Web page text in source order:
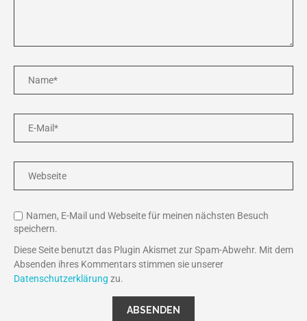
Namen, E-Mail und Webseite für meinen nächsten Besuch
speichern.
Diese Seite benutzt das Plugin Akismet zur Spam-Abwehr. Mit dem
Absenden ihres Kommentars stimmen sie unserer
Datenschutzerklärung zu.